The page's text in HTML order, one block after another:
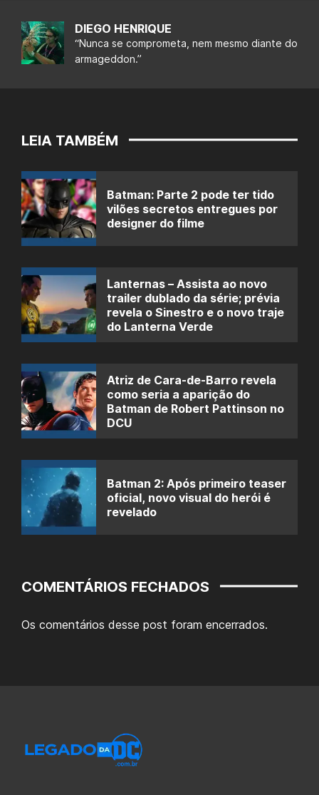
DIEGO HENRIQUE
“Nunca se comprometa, nem mesmo diante do
armageddon.”
LEIA TAMBÉM
Batman: Parte 2 pode ter tido
vilões secretos entregues por
designer do filme
Lanternas – Assista ao novo
trailer dublado da série; prévia
revela o Sinestro e o novo traje
do Lanterna Verde
Atriz de Cara-de-Barro revela
como seria a aparição do
Batman de Robert Pattinson no
DCU
Batman 2: Após primeiro teaser
oficial, novo visual do herói é
revelado
COMENTÁRIOS FECHADOS
Os comentários desse post foram encerrados.